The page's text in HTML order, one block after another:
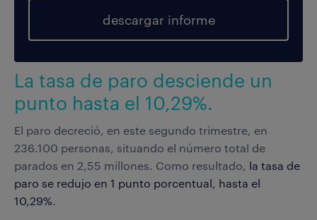
descargar informe
La tasa de paro desciende un
punto hasta el 10,29%.
El paro decreció, en este segundo trimestre, en
236.100 personas, situando el número total de
parados en 2,55 millones. Como resultado, la tasa de
paro se redujo en 1 punto porcentual, hasta el
10,29%.